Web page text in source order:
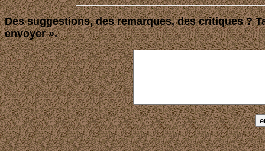
Des suggestions, des remarques, des critiques ?
envoyer ».